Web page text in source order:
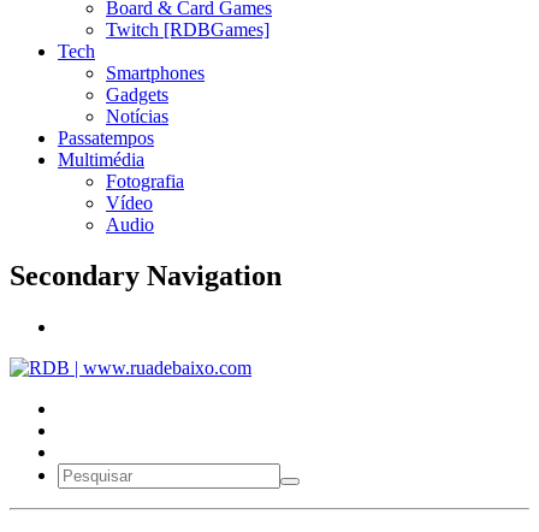
Board & Card Games
Twitch [RDBGames]
Tech
Smartphones
Gadgets
Notícias
Passatempos
Multimédia
Fotografia
Vídeo
Audio
Secondary Navigation